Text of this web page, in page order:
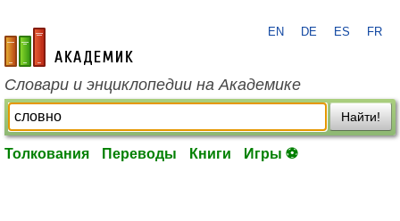
academic.ru
EN DE ES FR
Словари и энциклопедии на Академике
Найти!
Толкования Переводы Книги Игры ⚽